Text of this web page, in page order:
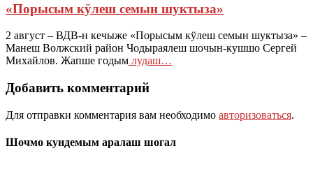
«Порысым кӱлеш семын шуктыза»
2 август – ВДВ-н кечыже «Порысым кӱлеш семын шуктыза» –
Манеш Волжский район Чодыраялеш шочын-кушшо Сергей
Михайлов. Жапше годым лудаш…
Добавить комментарий
Для отправки комментария вам необходимо авторизоваться.
Шочмо кундемым аралаш шогал